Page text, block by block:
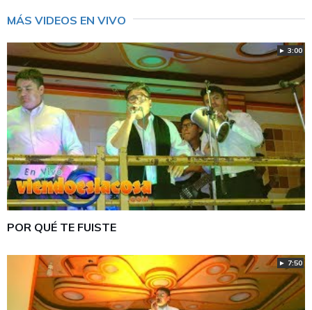
MÁS VIDEOS EN VIVO
► 3:00
POR QUÉ TE FUISTE
► 7:50